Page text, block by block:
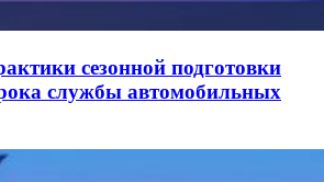
сезонной подготовки
службы автомобильных